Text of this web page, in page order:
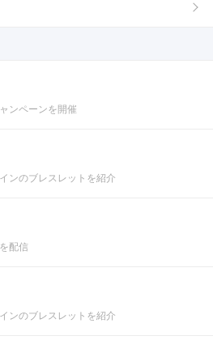
ンペーンを開催
ンのブレスレットを紹介
配信
ンのブレスレットを紹介